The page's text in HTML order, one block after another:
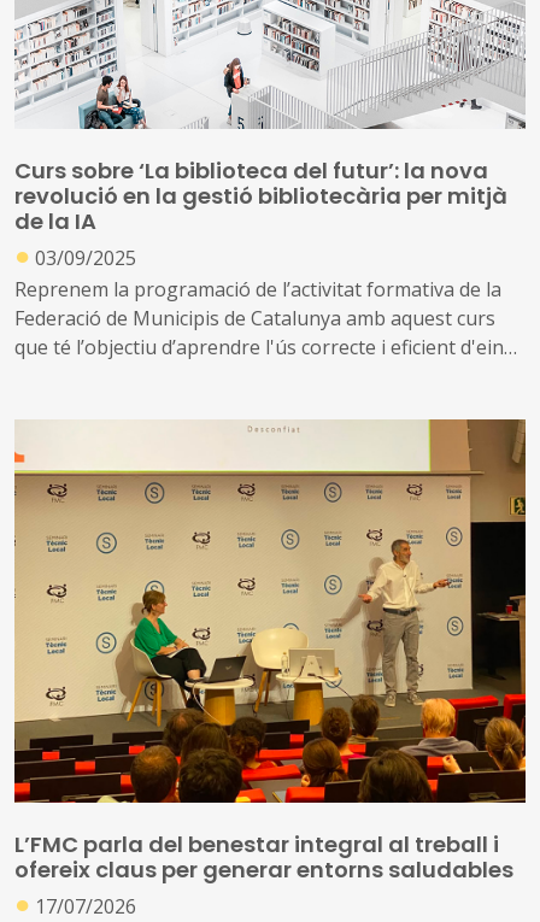
Curs sobre ‘La biblioteca del futur’: la nova
revolució en la gestió bibliotecària per mitjà
de la IA
● 03/09/2025
Reprenem la programació de l’activitat formativa de la
Federació de Municipis de Catalunya amb aquest curs
que té l’objectiu d’aprendre l'ús correcte i eficient d'eines
aprendre a integrar eines com ChatGPT i Perplexity en
processos bibliotecaris quotidians i la completa
automatització de tasques i identificar i reconèixer riscos
associats a l'ús d’IA, com a biaixos i problemes de
privacitat, i establir estratègies per mitigar-los
Tindrà lloc en línia els dies 9, 16 i 23 d’octubre
L’FMC parla del benestar integral al treball i
ofereix claus per generar entorns saludables
● 17/07/2026